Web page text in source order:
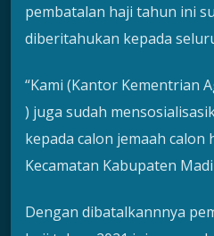
pembatalan haji tahun ini
diberitahukan kepada
“Kami (Kantor Kementrian
) juga sudah
kepada calon jemaah calon
Kecamatan Kabupaten
Dengan dibatalkannnya